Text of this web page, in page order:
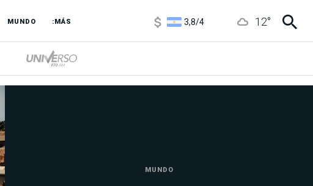
MUNDO :MÁS
6850/
5900/5960
12°
MUNDO